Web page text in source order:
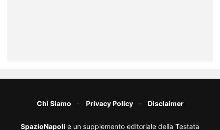
Chi Siamo Privacy Policy Disclaimer
SpazioNapoli è un supplemento editoriale della Testata